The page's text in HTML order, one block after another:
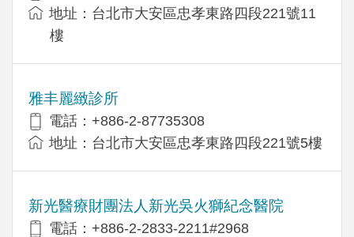
地址：台北市大安區忠孝東路四段221號11
樓
雅丰麗緻診所
電話：+886-2-87735308
地址：台北市大安區忠孝東路四段221號5樓
新光醫療財團法人新光吳火獅紀念醫院
電話：+886-2-2833-2211#2968